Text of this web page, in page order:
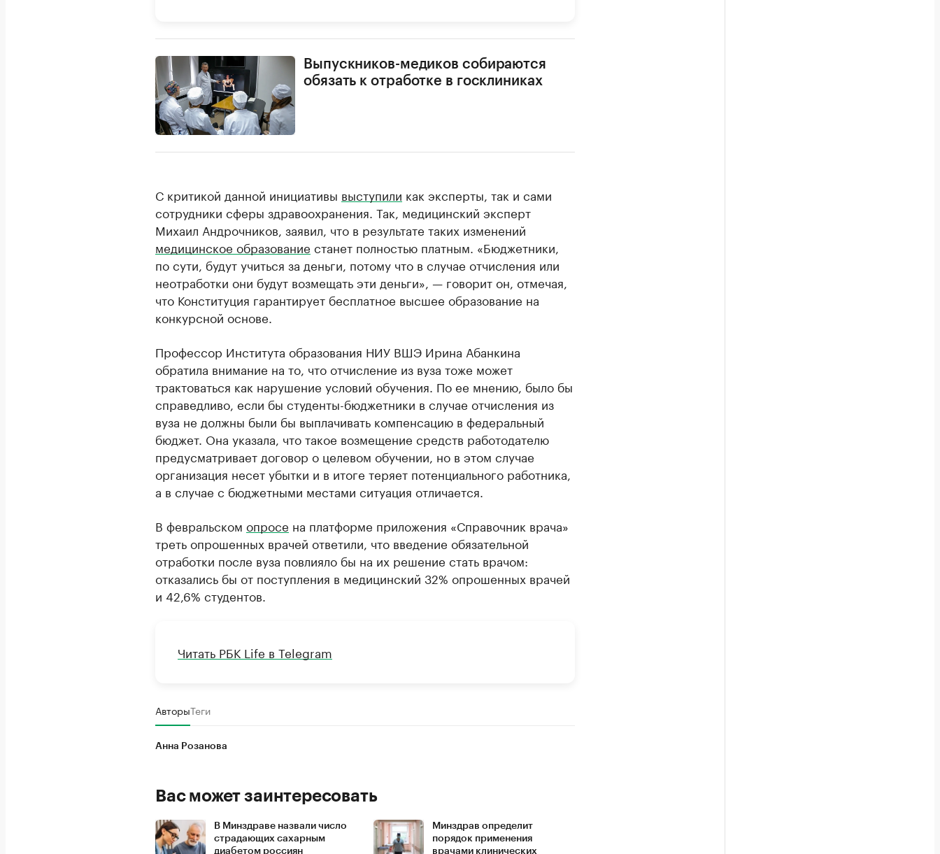
Выпускников-медиков собираются
обязать к отработке в госклиниках
С критикой данной инициативы выступили как эксперты, так и сами
сотрудники сферы здравоохранения. Так, медицинский эксперт
Михаил Андрочников, заявил, что в результате таких изменений
медицинское образование станет полностью платным. «Бюджетники,
по сути, будут учиться за деньги, потому что в случае отчисления или
неотработки они будут возмещать эти деньги», — говорит он, отмечая,
что Конституция гарантирует бесплатное высшее образование на
конкурсной основе.
Профессор Института образования НИУ ВШЭ Ирина Абанкина
обратила внимание на то, что отчисление из вуза тоже может
трактоваться как нарушение условий обучения. По ее мнению, было бы
справедливо, если бы студенты-бюджетники в случае отчисления из
вуза не должны были бы выплачивать компенсацию в федеральный
бюджет. Она указала, что такое возмещение средств работодателю
предусматривает договор о целевом обучении, но в этом случае
организация несет убытки и в итоге теряет потенциального работника,
а в случае с бюджетными местами ситуация отличается.
В февральском опросе на платформе приложения «Справочник врача»
треть опрошенных врачей ответили, что введение обязательной
отработки после вуза повлияло бы на их решение стать врачом:
отказались бы от поступления в медицинский 32% опрошенных врачей
и 42,6% студентов.
Читать РБК Life в Telegram
АвторыТеги
Анна Розанова
Вас может заинтересовать
В Минздраве назвали число
страдающих сахарным
диабетом россиян
Минздрав определит
порядок применения
врачами клинических